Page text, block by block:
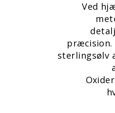
Ved
præcision.
sterlingsølv